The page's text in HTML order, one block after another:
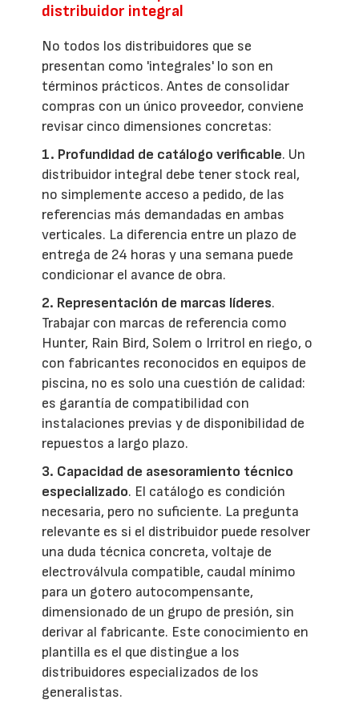
distribuidor integral
No todos los distribuidores que se
presentan como 'integrales' lo son en
términos prácticos. Antes de consolidar
compras con un único proveedor, conviene
revisar cinco dimensiones concretas:
1. Profundidad de catálogo verificable. Un
distribuidor integral debe tener stock real,
no simplemente acceso a pedido, de las
referencias más demandadas en ambas
verticales. La diferencia entre un plazo de
entrega de 24 horas y una semana puede
condicionar el avance de obra.
2. Representación de marcas líderes.
Trabajar con marcas de referencia como
Hunter, Rain Bird, Solem o Irritrol en riego, o
con fabricantes reconocidos en equipos de
piscina, no es solo una cuestión de calidad:
es garantía de compatibilidad con
instalaciones previas y de disponibilidad de
repuestos a largo plazo.
3. Capacidad de asesoramiento técnico
especializado. El catálogo es condición
necesaria, pero no suficiente. La pregunta
relevante es si el distribuidor puede resolver
una duda técnica concreta, voltaje de
electroválvula compatible, caudal mínimo
para un gotero autocompensante,
dimensionado de un grupo de presión, sin
derivar al fabricante. Este conocimiento en
plantilla es el que distingue a los
distribuidores especializados de los
generalistas.